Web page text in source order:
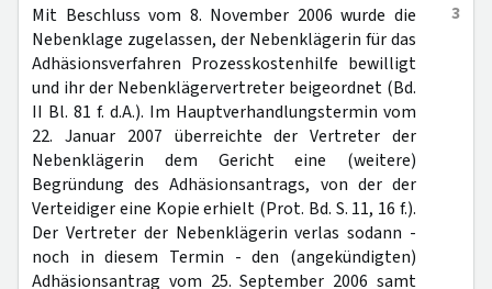
3
Mit Beschluss vom 8. November 2006 wurde die
Nebenklage zugelassen, der Nebenklägerin für das
Adhäsionsverfahren Prozesskostenhilfe bewilligt
und ihr der Nebenklägervertreter beigeordnet (Bd.
II Bl. 81 f. d.A.). Im Hauptverhandlungstermin vom
22. Januar 2007 überreichte der Vertreter der
Nebenklägerin dem Gericht eine (weitere)
Begründung des Adhäsionsantrags, von der der
Verteidiger eine Kopie erhielt (Prot. Bd. S. 11, 16 f.).
Der Vertreter der Nebenklägerin verlas sodann -
noch in diesem Termin - den (angekündigten)
Adhäsionsantrag vom 25. September 2006 samt